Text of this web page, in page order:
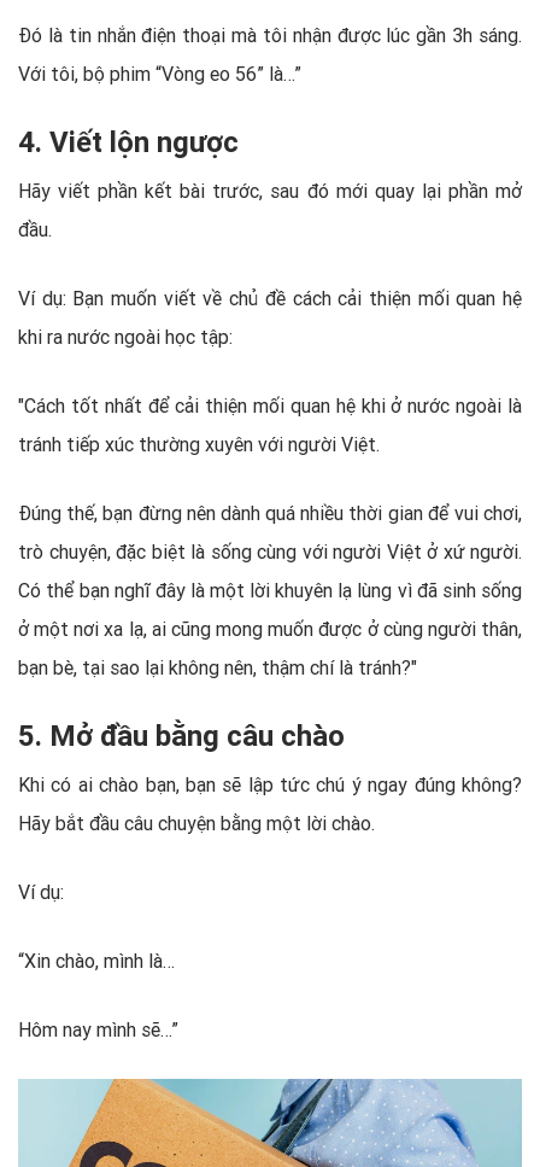
Đó là tin nhắn điện thoại mà tôi nhận được lúc gần 3h sáng.
Với tôi, bộ phim “Vòng eo 56” là…”
4. Viết lộn ngược
Hãy viết phần kết bài trước, sau đó mới quay lại phần mở
đầu.
Ví dụ: Bạn muốn viết về chủ đề cách cải thiện mối quan hệ
khi ra nước ngoài học tập:
"Cách tốt nhất để cải thiện mối quan hệ khi ở nước ngoài là
tránh tiếp xúc thường xuyên với người Việt.
Đúng thế, bạn đừng nên dành quá nhiều thời gian để vui chơi,
trò chuyện, đặc biệt là sống cùng với người Việt ở xứ người.
Có thể bạn nghĩ đây là một lời khuyên lạ lùng vì đã sinh sống
ở một nơi xa lạ, ai cũng mong muốn được ở cùng người thân,
bạn bè, tại sao lại không nên, thậm chí là tránh?"
5. Mở đầu bằng câu chào
Khi có ai chào bạn, bạn sẽ lập tức chú ý ngay đúng không?
Hãy bắt đầu câu chuyện bằng một lời chào.
Ví dụ:
“Xin chào, mình là…
Hôm nay mình sẽ…”